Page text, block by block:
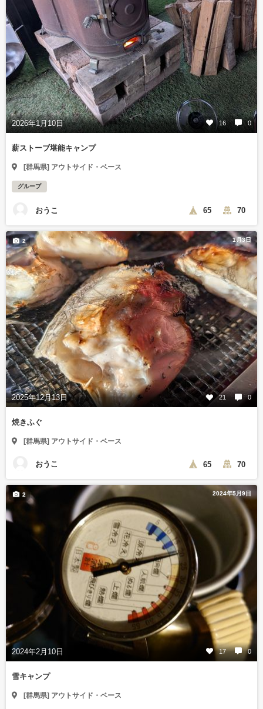
2026年1月10日 16 0
薪ストーブ堪能キャンプ
[群馬県] アウトサイド・ベース
グループ
おうこ 65 70
1月3日
2025年12月13日 21 0
2
焼きふぐ
[群馬県] アウトサイド・ベース
おうこ 65 70
2024年5月9日
2024年2月10日 17 0
2
雪キャンプ
[群馬県] アウトサイド・ベース